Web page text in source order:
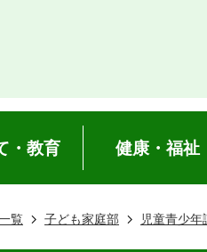
・教育 健康・福祉
覧 子ども家庭部 児童青少年